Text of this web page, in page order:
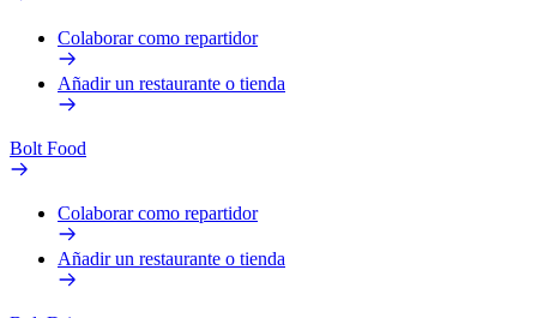
Colaborar como repartidor
Añadir un restaurante o tienda
Bolt Food
Colaborar como repartidor
Añadir un restaurante o tienda